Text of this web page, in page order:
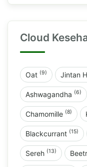
Cloud
Oat (9) Jintan
Ashwagandha (6)
Chamomille (8)
Blackcurrant (15)
Sereh (13)